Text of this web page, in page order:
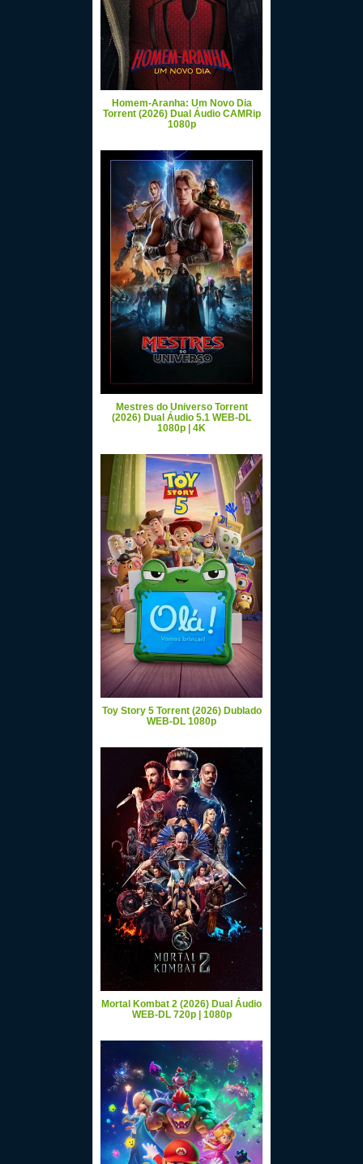
Homem-Aranha: Um Novo Dia
Torrent (2026) Dual Áudio CAMRip
1080p
Mestres do Universo Torrent
(2026) Dual Áudio 5.1 WEB-DL
1080p | 4K
Toy Story 5 Torrent (2026) Dublado
WEB-DL 1080p
Mortal Kombat 2 (2026) Dual Áudio
WEB-DL 720p | 1080p